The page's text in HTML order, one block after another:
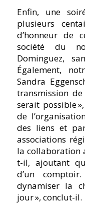
Enfin, une
plusieurs
d’honneur de
société du
Dominguez,
Également,
Sandra
transmission
serait possible
de
des liens et
associations
la collaboration
t-il, ajoutant
d’un
dynamiser la
jour », conclut-il.